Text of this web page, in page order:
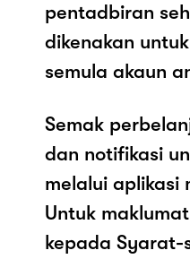
pentadbiran
dikenakan
semula akaun
Semak
dan notifikasi
melalui aplikasi
Untuk
kepada